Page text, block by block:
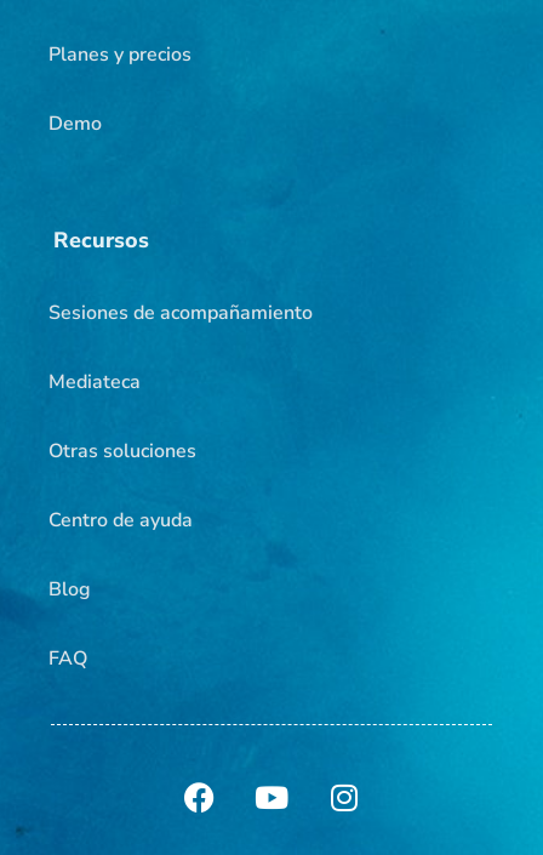
Planes y precios
Demo
Recursos
Sesiones de acompañamiento
Mediateca
Otras soluciones
Centro de ayuda
Blog
FAQ